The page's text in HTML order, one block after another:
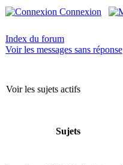
Connexion
Index du forum
Voir les messages sans réponse
Voir les sujets actifs
Sujets